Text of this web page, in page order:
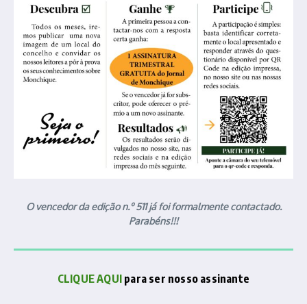
O vencedor da edição n.º 511 já foi formalmente contactado.
Parabéns!!!
CLIQUE AQUI para ser nosso assinante